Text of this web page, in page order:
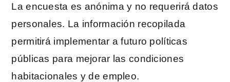
La encuesta es anónima y no requerirá datos
personales. La información recopilada
permitirá implementar a futuro políticas
públicas para mejorar las condiciones
habitacionales y de empleo.